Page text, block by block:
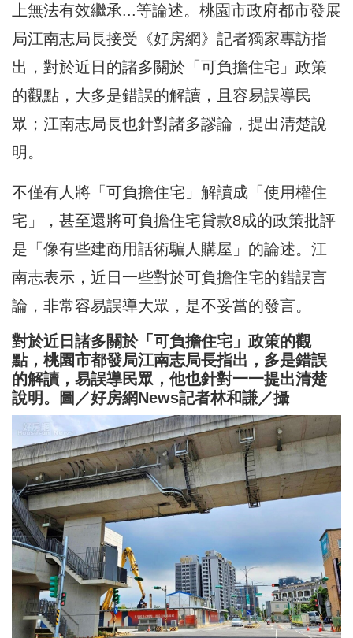
上無法有效繼承...等論述。桃園市政府都市發展
局江南志局長接受《好房網》記者獨家專訪指
出，對於近日的諸多關於「可負擔住宅」政策
的觀點，大多是錯誤的解讀，且容易誤導民
眾；江南志局長也針對諸多謬論，提出清楚說
明。
不僅有人將「可負擔住宅」解讀成「使用權住
宅」，甚至還將可負擔住宅貸款8成的政策批評
是「像有些建商用話術騙人購屋」的論述。江
南志表示，近日一些對於可負擔住宅的錯誤言
論，非常容易誤導大眾，是不妥當的發言。
對於近日諸多關於「可負擔住宅」政策的觀
點，桃園市都發局江南志局長指出，多是錯誤
的解讀，易誤導民眾，他也針對一一提出清楚
說明。圖／好房網News記者林和謙／攝